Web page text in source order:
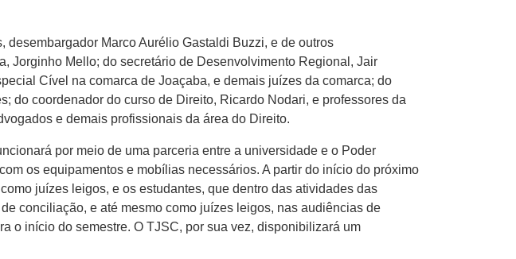
Marco Aurélio Gastaldi Buzzi, e de outros
Jorginho Mello; do secretário de Desenvolvimento Regional, Jair
Cível na comarca de Joaçaba, e demais juízes da comarca; do
do coordenador do curso de Direito, Ricardo Nodari, e professores da
e demais profissionais da área do Direito.
por meio de uma parceria entre a universidade e o Poder
os equipamentos e mobílias necessários. A partir do início do próximo
juízes leigos, e os estudantes, que dentro das atividades das
conciliação, e até mesmo como juízes leigos, nas audiências de
o início do semestre. O TJSC, por sua vez, disponibilizará um